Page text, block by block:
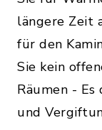
längere Zeit
für den
Sie kein
Räumen -
und